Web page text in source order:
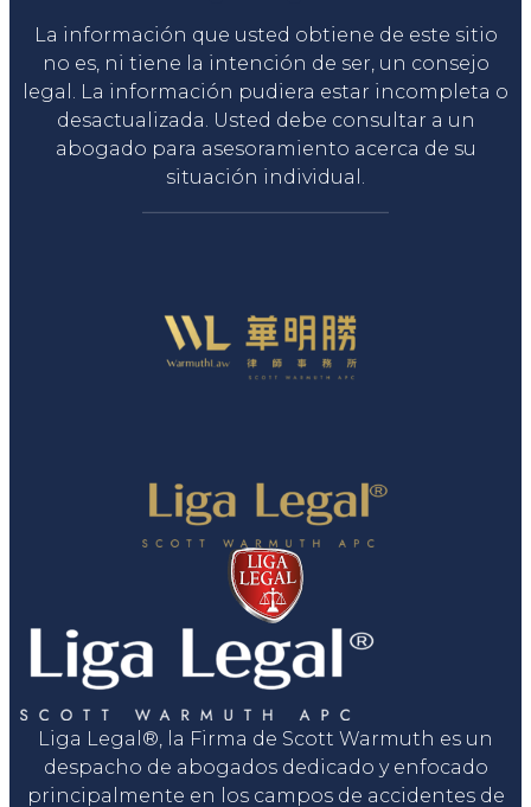
La información que usted obtiene de este sitio
no es, ni tiene la intención de ser, un consejo
legal. La información pudiera estar incompleta o
desactualizada. Usted debe consultar a un
abogado para asesoramiento acerca de su
situación individual.
Liga Legal®, la Firma de Scott Warmuth es un
despacho de abogados dedicado y enfocado
principalmente en los campos de accidentes de